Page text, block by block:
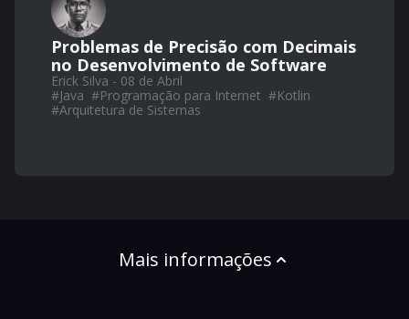
Problemas de Precisão com Decimais
no Desenvolvimento de Software
Erick Silva - 08 de Abril
#Java #Programação para Internet #Kotlin
#Arquitetura de Sistemas
Mais informações